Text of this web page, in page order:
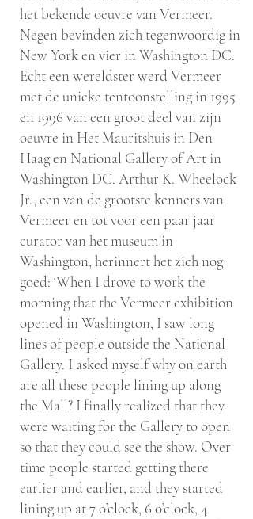
het bekende oeuvre van Vermeer.
Negen bevinden zich tegenwoordig in
New York en vier in Washington DC.
Echt een wereldster werd Vermeer
met de unieke tentoonstelling in 1995
en 1996 van een groot deel van zijn
oeuvre in Het Mauritshuis in Den
Haag en National Gallery of Art in
Washington DC. Arthur K. Wheelock
Jr., een van de grootste kenners van
Vermeer en tot voor een paar jaar
curator van het museum in
Washington, herinnert het zich nog
goed: ‘When I drove to work the
morning that the Vermeer exhibition
opened in Washington, I saw long
lines of people outside the National
Gallery. I asked myself why on earth
are all these people lining up along
the Mall? I finally realized that they
were waiting for the Gallery to open
so that they could see the show. Over
time people started getting there
earlier and earlier, and they started
lining up at 7 o’clock, 6 o’clock, 4